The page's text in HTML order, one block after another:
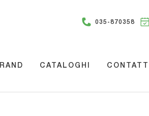
035-870358
CATALOGHI CONTATTI